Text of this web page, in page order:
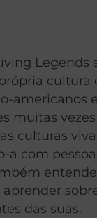
Legends
cultura
americanos
muitas
culturas
a com
das suas.